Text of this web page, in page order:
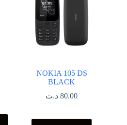
NOKIA 105 DS
BLACK
80.00 د.ت